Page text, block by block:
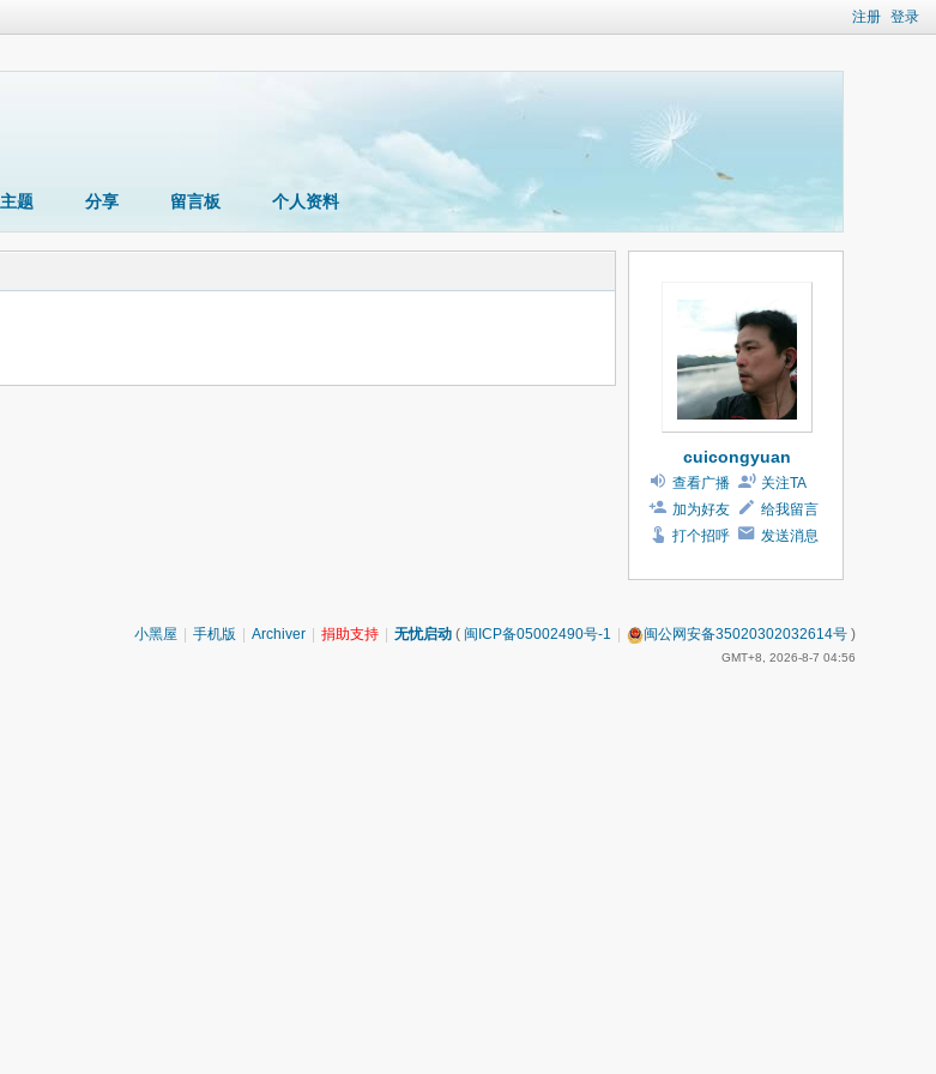
注册 登录
主题 分享 留言板 个人资料
cuicongyuan
查看广播
关注TA
加为好友
给我留言
打个招呼
发送消息
小黑屋 手机版 Archiver 捐助支持 无忧启动 ( 闽ICP备05002490号-1 闽公网安备35020302032614号 )
GMT+8, 2026-8-7 04:56